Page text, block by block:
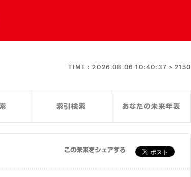
TIME :2026.08.06 10:40:37 > 2150
この未来をシェアする